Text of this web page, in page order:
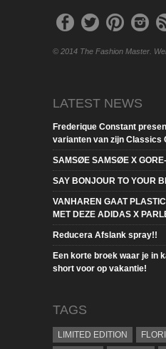
© 2014 The Fashion Master.
LATEST NEWS
Frederique Constant
varianten van zijn Classics
SAMSØE SAMSØE X
SAY BONJOUR TO YOUR
VANHAREN GAAT
MET DEZE ADIDAS X
Reducera Afslank spray!!
Een korte broek waar je in
short voor op vakantie!
TAGS
LIMITED EDITION